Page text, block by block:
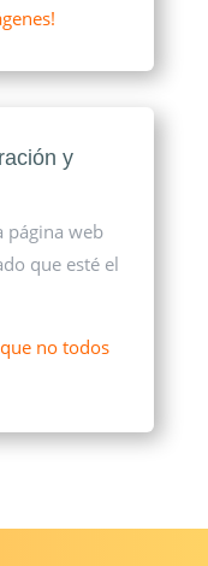
y
página web
que esté el
no todos